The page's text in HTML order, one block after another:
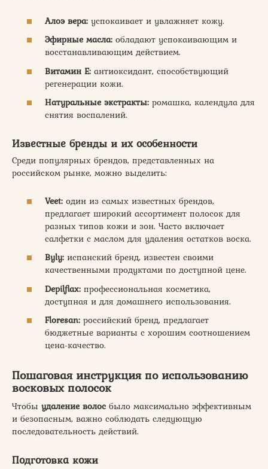
Алоэ вера: успокаивает и увлажняет кожу.
Эфирные масла: обладают успокаивающим и
восстанавливающим действием.
Витамин Е: антиоксидант, способствующий
регенерации кожи.
Натуральные экстракты: ромашка, календула для
снятия воспалений.
Известные бренды и их особенности
Среди популярных брендов, представленных на
российском рынке, можно выделить:
Veet: один из самых известных брендов,
предлагает широкий ассортимент полосок для
разных типов кожи и зон. Часто включает
салфетки с маслом для удаления остатков воска.
Byly: испанский бренд, известен своими
качественными продуктами по доступной цене.
Depilflax: профессиональная косметика,
доступная и для домашнего использования.
Floresan: российский бренд, предлагает
бюджетные варианты с хорошим соотношением
цена-качество.
Пошаговая инструкция по использованию
восковых полосок
Чтобы удаление волос было максимально эффективным
и безопасным, важно соблюдать следующую
последовательность действий.
Подготовка кожи